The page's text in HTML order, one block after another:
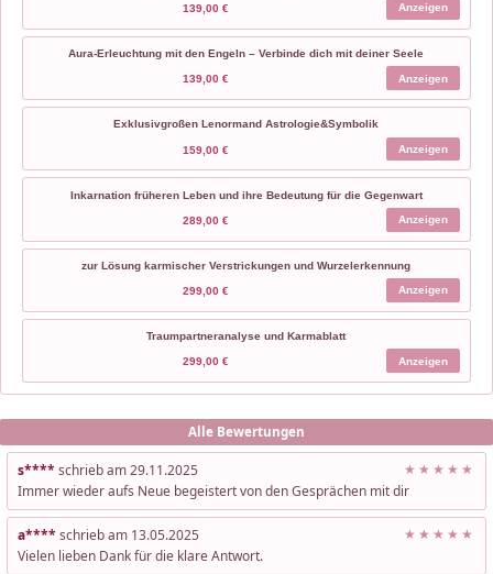
139,00 € Anzeigen
Aura-Erleuchtung mit den Engeln – Verbinde dich mit deiner Seele
139,00 € Anzeigen
Exklusivgroßen Lenormand Astrologie&Symbolik
159,00 € Anzeigen
Inkarnation früheren Leben und ihre Bedeutung für die Gegenwart
289,00 € Anzeigen
zur Lösung karmischer Verstrickungen und Wurzelerkennung
299,00 € Anzeigen
Traumpartneranalyse und Karmablatt
299,00 € Anzeigen
Alle Bewertungen
s**** schrieb am 29.11.2025
Immer wieder aufs Neue begeistert von den Gesprächen mit dir
a**** schrieb am 13.05.2025
Vielen lieben Dank für die klare Antwort.